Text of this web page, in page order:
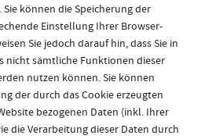
können die Speicherung der
Einstellung Ihrer Browser-
Sie jedoch darauf hin, dass Sie in
nicht sämtliche Funktionen dieser
nutzen können. Sie können
der durch das Cookie erzeugten
bezogenen Daten (inkl. Ihrer
die Verarbeitung dieser Daten durch